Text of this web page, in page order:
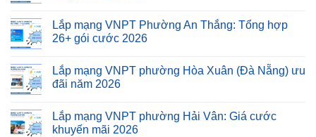
Lắp mạng VNPT Phường An Thắng: Tổng hợp
26+ gói cước 2026
Lắp mạng VNPT phường Hòa Xuân (Đà Nẵng) ưu
đãi năm 2026
Lắp mạng VNPT phường Hải Vân: Giá cước
khuyến mãi 2026